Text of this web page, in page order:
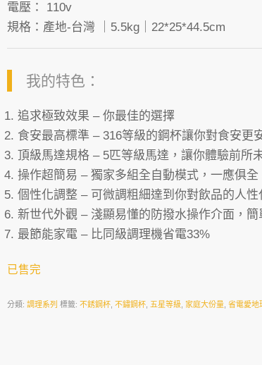
電壓：
110v
規格： 產地-台灣 ｜5.5kg｜22*25*44.5cm
我的特色：
追求極致效果 – 你最佳的選擇
食安最高標準 – 316等級的鋼杯讓你對食安更
頂級馬達規格 – 5匹等級馬達，讓你體驗前所
操作超簡易 – 獨家多組全自動模式，一應俱
個性化調整 – 可微調粗細達到你對飲品的人性
新世代外觀 – 淺顯易懂的防撥水操作介面，簡
最節能家電 – 比同級調理機省電33%
已售完
分類: 調理系列 標籤: 不銹鋼杯, 不鏽鋼杯, 五星等級, 家庭大份量, 省電愛地